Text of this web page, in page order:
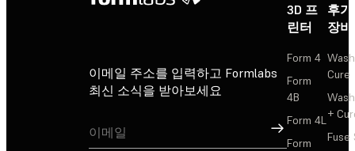
이메일 주소를 입력하고 Formlabs
최신 소식을 받아보세요
가입
3D 프
린터
Form 4
Form
4B
Form 4L
Form
후
장비
Cure
+
Fuse